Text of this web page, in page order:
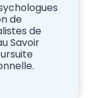
de
de
Savoir